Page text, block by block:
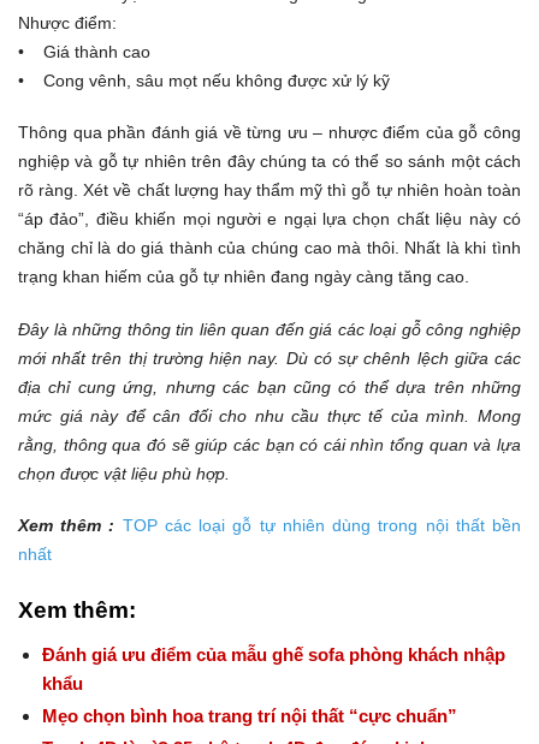
Nhược điểm:
• Giá thành cao
• Cong vênh, sâu mọt nếu không được xử lý kỹ
Thông qua phần đánh giá về từng ưu – nhược điểm của gỗ công
nghiệp và gỗ tự nhiên trên đây chúng ta có thể so sánh một cách
rõ ràng. Xét về chất lượng hay thẩm mỹ thì gỗ tự nhiên hoàn toàn
“áp đảo”, điều khiến mọi người e ngại lựa chọn chất liệu này có
chăng chỉ là do giá thành của chúng cao mà thôi. Nhất là khi tình
trạng khan hiếm của gỗ tự nhiên đang ngày càng tăng cao.
Đây là những thông tin liên quan đến giá các loại gỗ công nghiệp
mới nhất trên thị trường hiện nay. Dù có sự chênh lệch giữa các
địa chỉ cung ứng, nhưng các bạn cũng có thể dựa trên những
mức giá này để cân đối cho nhu cầu thực tế của mình. Mong
rằng, thông qua đó sẽ giúp các bạn có cái nhìn tổng quan và lựa
chọn được vật liệu phù hợp.
Xem thêm : TOP các loại gỗ tự nhiên dùng trong nội thất bền
nhất
Xem thêm:
Đánh giá ưu điểm của mẫu ghế sofa phòng khách nhập
khẩu
Mẹo chọn bình hoa trang trí nội thất “cực chuẩn”